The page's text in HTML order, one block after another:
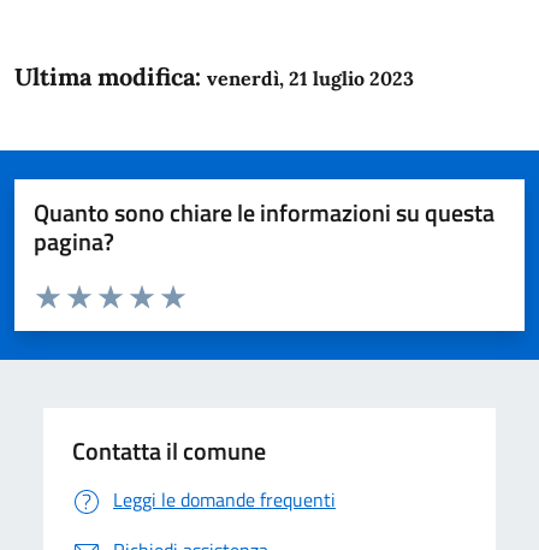
Ultima modifica: venerdì, 21 luglio 2023
Quanto sono chiare le informazioni su questa
pagina?
Domanda
Valuta da 1 a 5 stelle la pagina
Valuta 5 stelle su 5
Valuta 4 stelle su 5
Valuta 3 stelle su 5
Valuta 2 stelle su 5
Valuta 1 stelle su 5
Contatta il comune
Leggi le domande frequenti